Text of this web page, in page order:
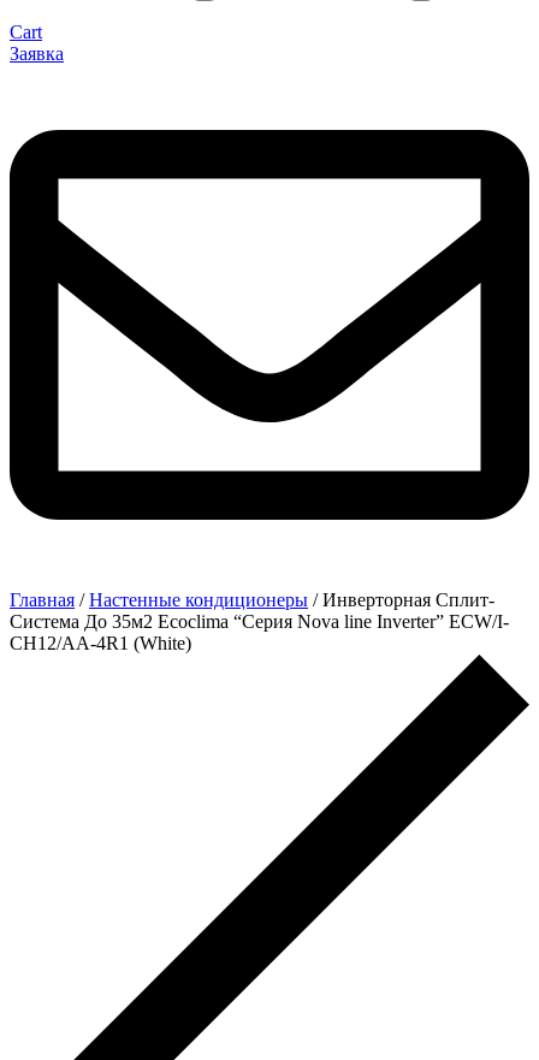
Cart
Заявка
Главная /Настенные кондиционеры / Инверторная Сплит-
Система До 35м2 Ecoclima “Серия Nova line Inverter” ECW/I-
CH12/AA-4R1 (White)